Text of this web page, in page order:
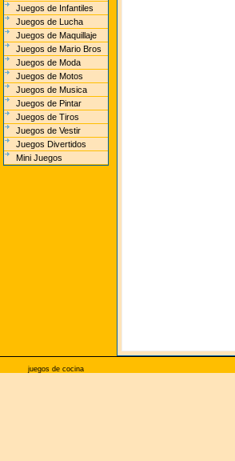
Juegos de Infantiles
Juegos de Lucha
Juegos de Maquillaje
Juegos de Mario Bros
Juegos de Moda
Juegos de Motos
Juegos de Musica
Juegos de Pintar
Juegos de Tiros
Juegos de Vestir
Juegos Divertidos
Mini Juegos
juegos de cocina